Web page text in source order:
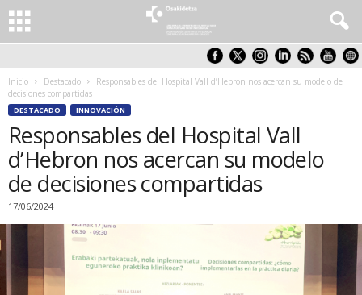
Inicio Destacado
Responsables del Hospital Vall d’Hebron nos acercan su modelo de
decisiones compartidas
DESTACADO INNOVACIÓN
Responsables del Hospital Vall
d’Hebron nos acercan su modelo
de decisiones compartidas
17/06/2024